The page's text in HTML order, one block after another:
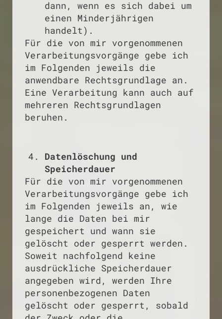
dann, wenn es sich dabei um
einen Minderjährigen
handelt).
Für die von mir vorgenommenen
Verarbeitungsvorgänge gebe ich
im Folgenden jeweils die
anwendbare Rechtsgrundlage an.
Eine Verarbeitung kann auch auf
mehreren Rechtsgrundlagen
beruhen.
Datenlöschung und
Speicherdauer
Für die von mir vorgenommenen
Verarbeitungsvorgänge gebe ich
im Folgenden jeweils an, wie
lange die Daten bei mir
gespeichert und wann sie
gelöscht oder gesperrt werden.
Soweit nachfolgend keine
ausdrückliche Speicherdauer
angegeben wird, werden Ihre
personenbezogenen Daten
gelöscht oder gesperrt, sobald